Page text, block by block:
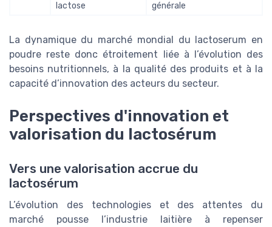
lactose
générale
La dynamique du marché mondial du lactoserum en
poudre reste donc étroitement liée à l’évolution des
besoins nutritionnels, à la qualité des produits et à la
capacité d’innovation des acteurs du secteur.
Perspectives d'innovation et
valorisation du lactosérum
Vers une valorisation accrue du
lactosérum
L’évolution des technologies et des attentes du
marché pousse l’industrie laitière à repenser